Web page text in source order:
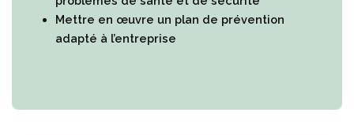
Mettre en œuvre un plan de prévention
adapté à l’entreprise